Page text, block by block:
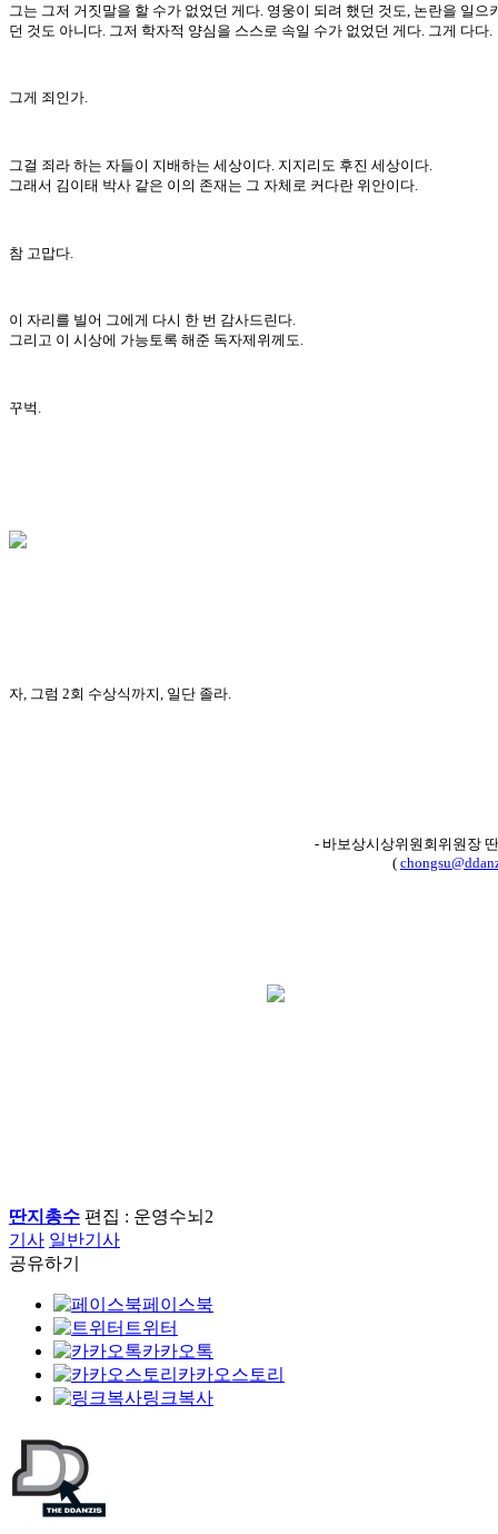
그는 그저 거짓말을 할 수가 없었던 게다. 영웅이 되려 했던 것도, 논란을 일으
던 것도 아니다. 그저 학자적 양심을 스스로 속일 수가 없었던 게다. 그게 다다.
그게 죄인가.
그걸 죄라 하는 자들이 지배하는 세상이다. 지지리도 후진 세상이다.
그래서 김이태 박사 같은 이의 존재는 그 자체로 커다란 위안이다.
참 고맙다.
이 자리를 빌어 그에게 다시 한 번 감사드린다.
그리고 이 시상에 가능토록 해준 독자제위께도.
꾸벅.
자, 그럼 2회 수상식까지, 일단 졸라.
- 바보상시상위원회위원장
(
딴지총수 편집 : 운영수뇌2
기사 일반기사
공유하기
페이스북
트위터
카카오톡
카카오스토리
링크복사